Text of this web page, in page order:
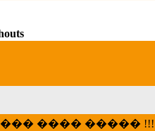
���� ����� !!!